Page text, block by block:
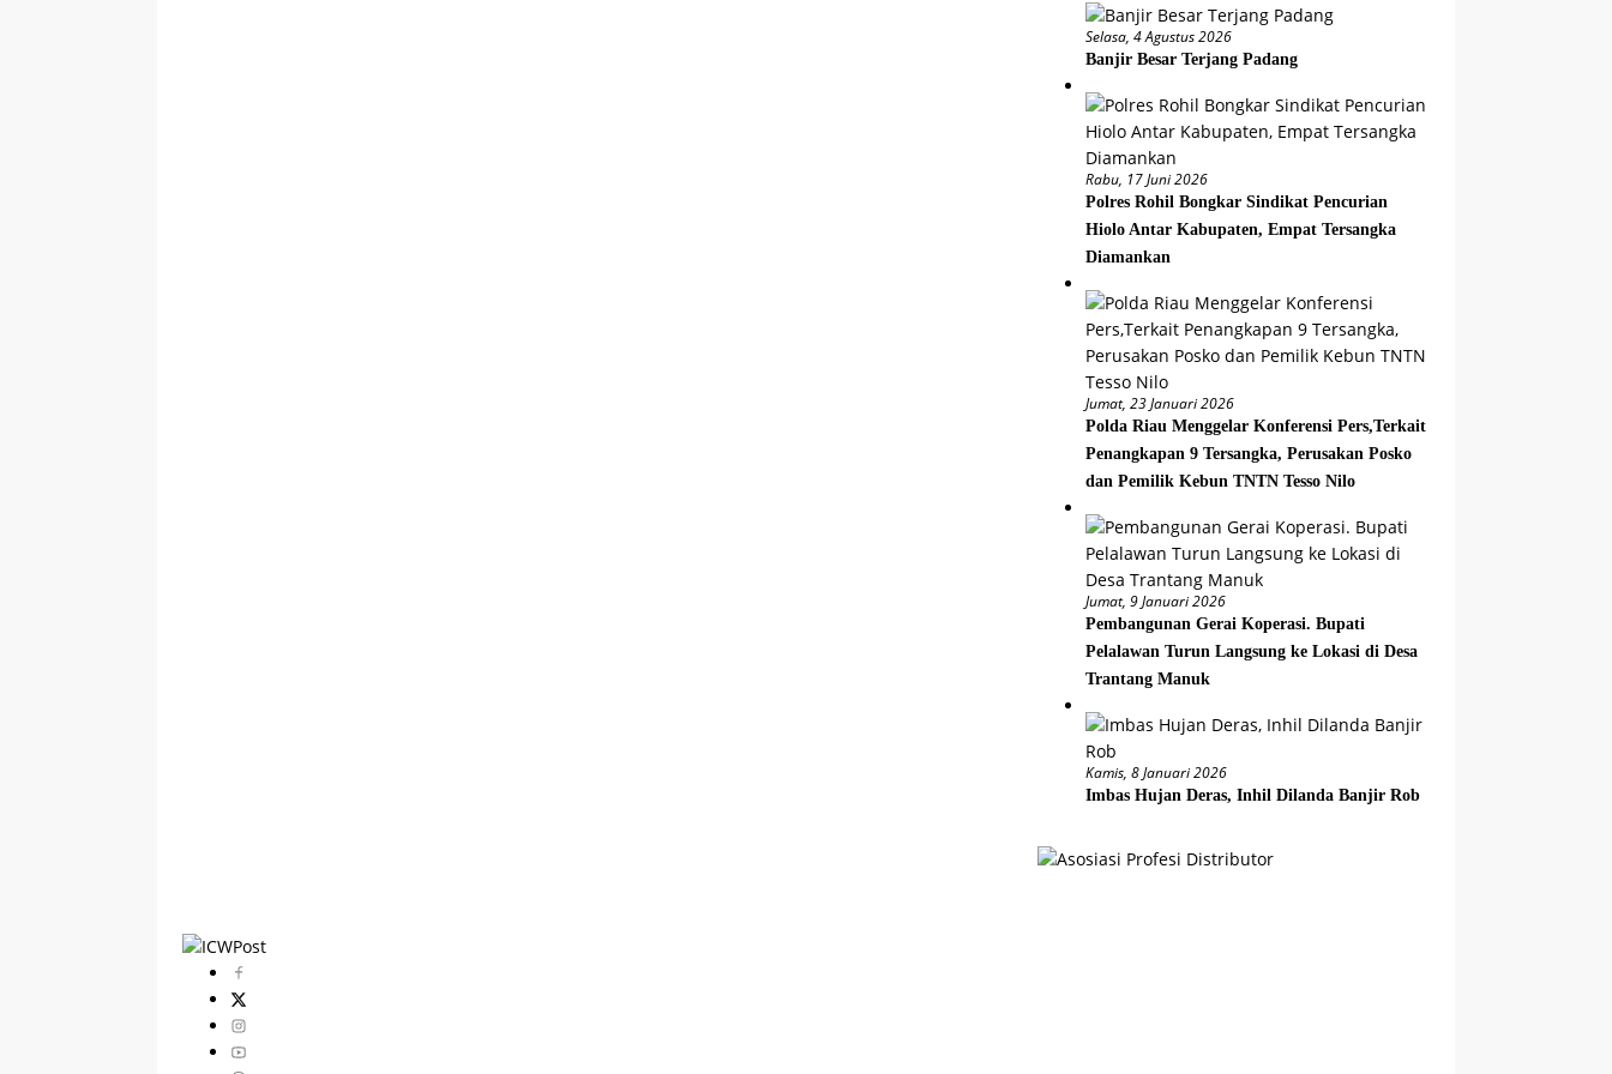
Selasa, 4 Agustus 2026
Banjir Besar Terjang Padang
Rabu, 17 Juni 2026
Polres Rohil Bongkar Sindikat Pencurian
Hiolo Antar Kabupaten, Empat Tersangka
Diamankan
Jumat, 23 Januari 2026
Polda Riau Menggelar Konferensi Pers,Terkait
Penangkapan 9 Tersangka, Perusakan Posko
dan Pemilik Kebun TNTN Tesso Nilo
Jumat, 9 Januari 2026
Pembangunan Gerai Koperasi. Bupati
Pelalawan Turun Langsung ke Lokasi di Desa
Trantang Manuk
Kamis, 8 Januari 2026
Imbas Hujan Deras, Inhil Dilanda Banjir Rob